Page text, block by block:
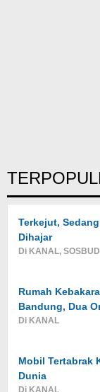
Terkejut,
Dihajar
Di KANAL, SOSBUD
Rumah
Bandung, Dua
Di KANAL
Mobil Tertabrak
Dunia
Di KANAL